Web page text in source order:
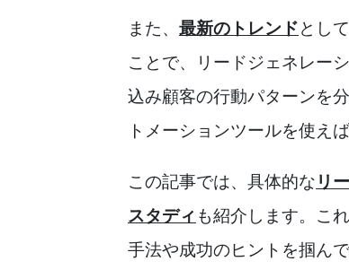
また、 最新のトレンドとし
ことで、リードジェネレー
込み顧客の行動パターンを
トメーションツールを使え
この記事では、具体的な リ
スタディ も紹介します。こ
手法や成功のヒントを掴ん